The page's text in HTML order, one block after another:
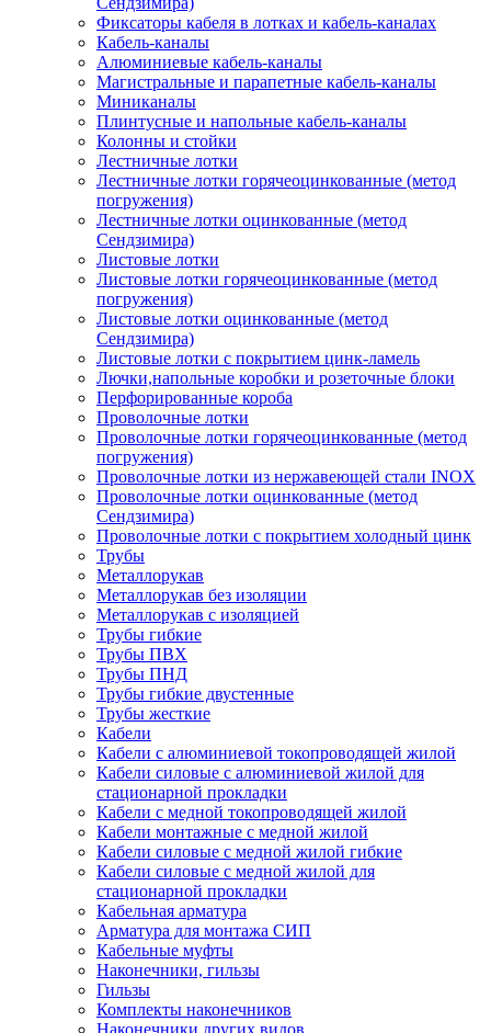
Фиксаторы кабеля в лотках и кабель-каналах
Кабель-каналы
Алюминиевые кабель-каналы
Магистральные и парапетные кабель-каналы
Миниканалы
Плинтусные и напольные кабель-каналы
Колонны и стойки
Лестничные лотки
Лестничные лотки горячеоцинкованные (метод
погружения)
Лестничные лотки оцинкованные (метод
Сендзимира)
Листовые лотки
Листовые лотки горячеоцинкованные (метод
погружения)
Листовые лотки оцинкованные (метод
Сендзимира)
Листовые лотки с покрытием цинк-ламель
Лючки,напольные коробки и розеточные блоки
Перфорированные короба
Проволочные лотки
Проволочные лотки горячеоцинкованные (метод
погружения)
Проволочные лотки из нержавеющей стали INOX
Проволочные лотки оцинкованные (метод
Сендзимира)
Проволочные лотки с покрытием холодный цинк
Трубы
Металлорукав
Металлорукав без изоляции
Металлорукав с изоляцией
Трубы гибкие
Трубы ПВХ
Трубы ПНД
Трубы гибкие двустенные
Трубы жесткие
Кабели
Кабели с алюминиевой токопроводящей жилой
Кабели силовые с алюминиевой жилой для
стационарной прокладки
Кабели с медной токопроводящей жилой
Кабели монтажные с медной жилой
Кабели силовые с медной жилой гибкие
Кабели силовые с медной жилой для
стационарной прокладки
Кабельная арматура
Арматура для монтажа СИП
Кабельные муфты
Наконечники, гильзы
Гильзы
Комплекты наконечников
Наконечники других видов